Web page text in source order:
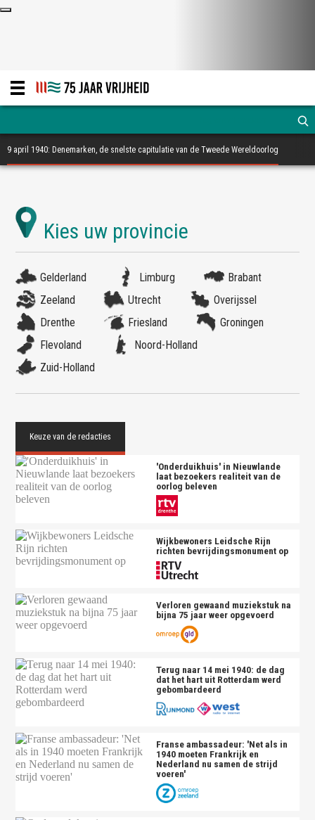
9 april 1940: Denemarken, de snelste capitulatie van de Tweede Wereldoorlog
Gelderland Limburg
Brabant
Zeeland
Utrecht
Overijssel
Drenthe
Friesland
Groningen
Flevoland
Noord-Holland
Zuid-Holland
'Onderduikhuis' in Nieuwlande
laat bezoekers realiteit van de
oorlog beleven
Wijkbewoners Leidsche Rijn
richten bevrijdingsmonument op
Verloren gewaand muziekstuk na
bijna 75 jaar weer opgevoerd
Terug naar 14 mei 1940: de dag
dat het hart uit Rotterdam werd
gebombardeerd
Franse ambassadeur: 'Net als in
1940 moeten Frankrijk en
Nederland nu samen de strijd
voeren'